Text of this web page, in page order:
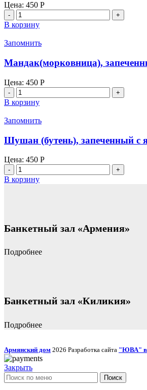
Цена: 450 Р
Количество
товара
Пасус
долма
долма)
В корзину
Запомнить
Мандак(морковница),
Цена: 450 Р
Количество
товара
Мандак(морковница),
запеченный
В корзину
Запомнить
Шушан (бутень), запеченный с
Цена: 450 Р
Количество
товара
Шушан
В корзину
Банкетный зал «Армения»
Подробнее
Банкетный зал «Киликия»
Подробнее
Армянский дом 2026 Разработка сайта "ЮВА"
Закрыть
Поиск